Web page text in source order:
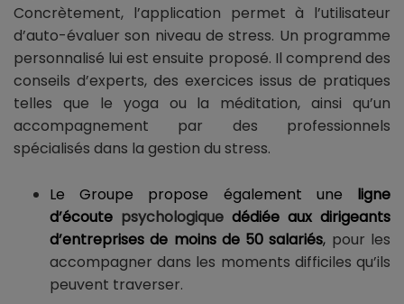
Concrètement, l’application permet à l’utilisateur
d’auto-évaluer son niveau de stress. Un programme
personnalisé lui est ensuite proposé. Il comprend des
conseils d’experts, des exercices issus de pratiques
telles que le yoga ou la méditation, ainsi qu’un
accompagnement par des professionnels
spécialisés dans la gestion du stress.
Le Groupe propose également une ligne
d’écoute psychologique dédiée aux dirigeants
d’entreprises de moins de 50 salariés, pour les
accompagner dans les moments difficiles qu’ils
peuvent traverser.